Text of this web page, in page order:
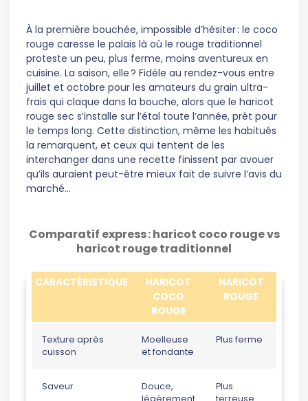
À la première bouchée, impossible d’hésiter : le coco
rouge caresse le palais là où le rouge traditionnel
proteste un peu, plus ferme, moins aventureux en
cuisine. La saison, elle ? Fidèle au rendez-vous entre
juillet et octobre pour les amateurs du grain ultra-
frais qui claque dans la bouche, alors que le haricot
rouge sec s’installe sur l’étal toute l’année, prêt pour
le temps long. Cette distinction, même les habitués
la remarquent, et ceux qui tentent de les
interchanger dans une recette finissent par avouer
qu’ils auraient peut-être mieux fait de suivre l’avis du
marché…
Comparatif express : haricot coco rouge vs
haricot rouge traditionnel
CARACTÉRISTIQUE
HARICOT
COCO
ROUGE
HARICOT
ROUGE
Texture après
cuisson
Moelleuse
et fondante
Plus ferme
Saveur
Douce,
Plus